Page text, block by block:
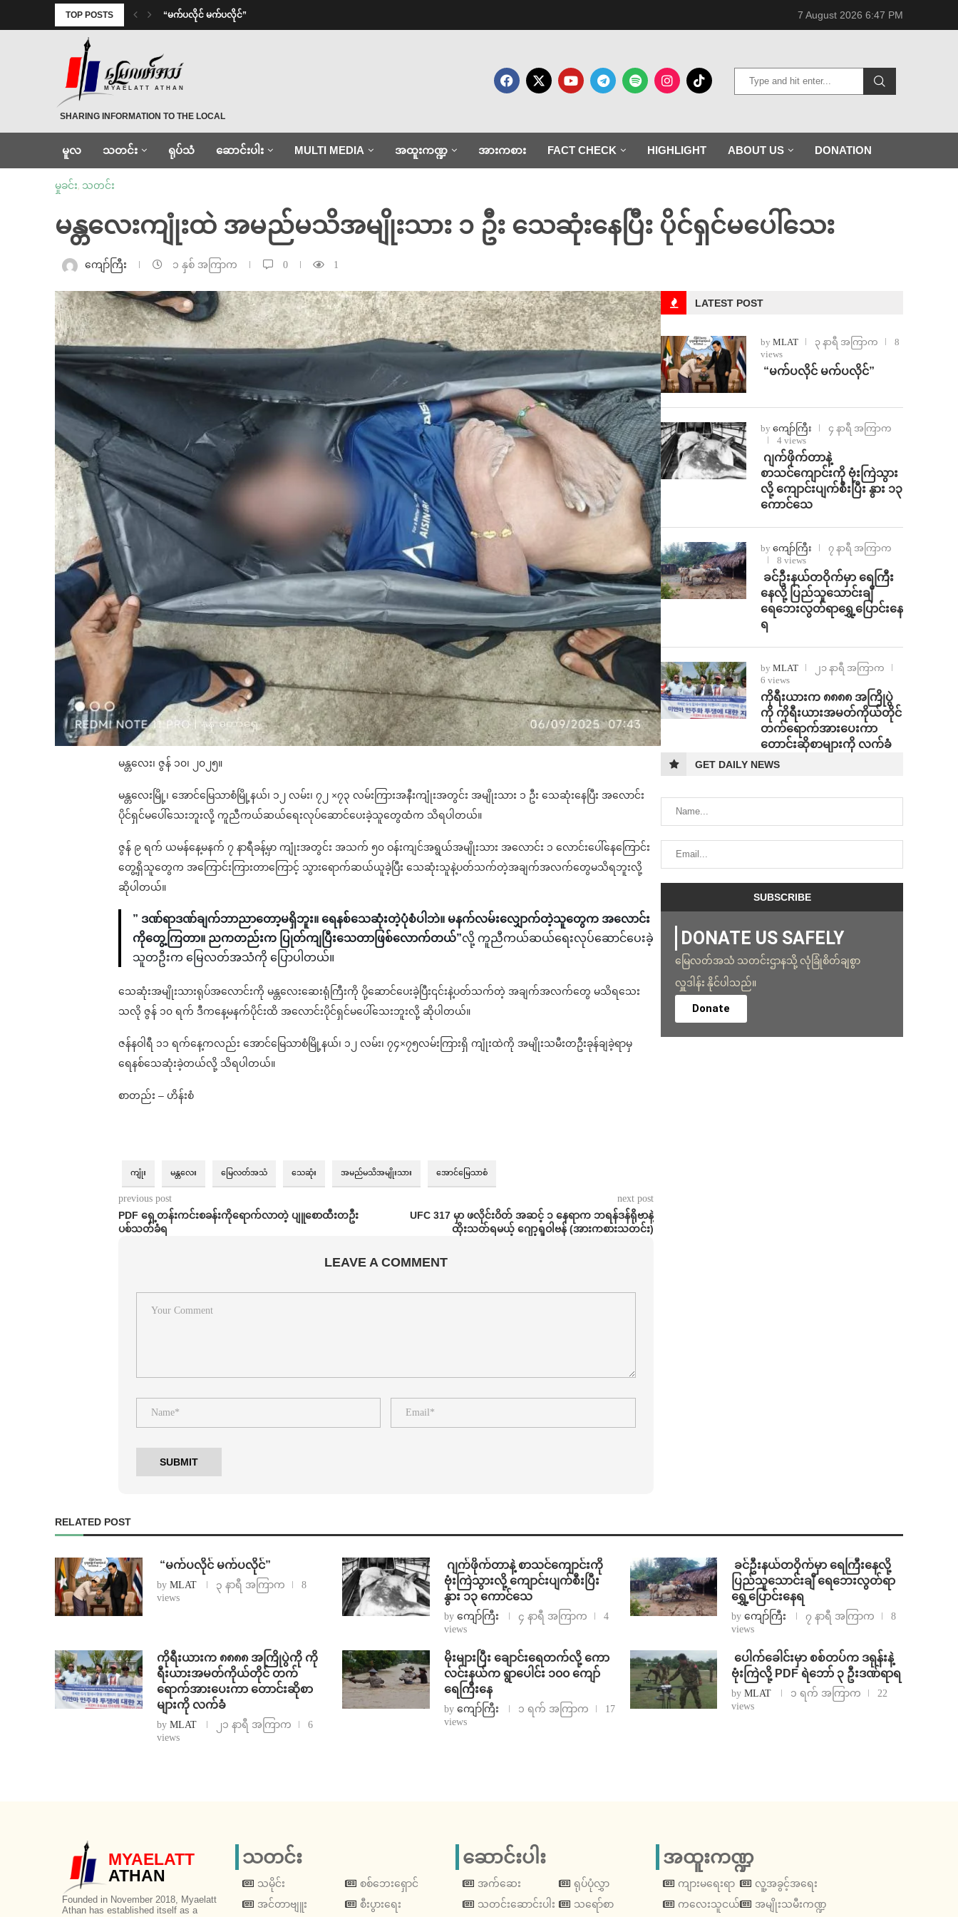
TOP POSTS ⁨ ⁨“မက်ပလိုင် မက်ပလိုင်” 7 August 2026 6:47 PM
MYAELATT ATHAN
SHARING INFORMATION TO THE LOCAL
မူလ သတင်း ရုပ်သံ ဆောင်းပါး MULTI MEDIA အထူးကဏ္ဍ အားကစား FACT CHECK HIGHLIGHT ABOUT US DONATION
မှုခင်း, သတင်း
မန္တလေးကျုံးထဲ အမည်မသိအမျိုးသား ၁ ဦး သေဆုံးနေပြီး ပိုင်ရှင်မပေါ်သေး
ကျော်ကြီး ၁ နှစ် အကြာက 0 1
မန္တလေး၊ ဇွန် ၁၀၊ ၂၀၂၅။
မန္တလေးမြို့၊ အောင်မြေသာစံမြို့နယ်၊ ၁၂ လမ်း၊ ၇၂ ×၇၃ လမ်းကြားအနီးကျုံးအတွင်း အမျိုးသား ၁ ဦး သေဆုံးနေပြီး အလောင်း
ပိုင်ရှင်မပေါ်သေးဘူးလို့ ကူညီကယ်ဆယ်ရေးလုပ်ဆောင်ပေးခဲ့သူတွေထံက သိရပါတယ်။
ဇွန် ၉ ရက် ယမန်နေ့မနက် ၇ နာရီခန့်မှာ ကျုံးအတွင်း အသက် ၅၀ ဝန်းကျင်အရွယ်အမျိုးသား အလောင်း ၁ လောင်းပေါ်နေကြောင်း
တွေ့ရှိသူတွေက အကြောင်းကြားတာကြောင့် သွားရောက်ဆယ်ယူခဲ့ပြီး သေဆုံးသူနဲ့ပတ်သက်တဲ့အချက်အလက်တွေမသိရဘူးလို့
ဆိုပါတယ်။
” ဒဏ်ရာဒဏ်ချက်ဘာညာတော့မရှိဘူး။ ရေနစ်သေဆုံးတဲ့ပုံစံပါဘဲ။ မနက်လမ်းလျှောက်တဲ့သူတွေက အလောင်း
ကိုတွေ့ကြတာ။ ညကတည်းက ပြုတ်ကျပြီးသေတာဖြစ်လောက်တယ်”လို့ ကူညီကယ်ဆယ်ရေးလုပ်ဆောင်ပေးခဲ့
သူတဦးက မြေလတ်အသံကို ပြောပါတယ်။
သေဆုံးအမျိုးသားရုပ်အလောင်းကို မန္တလေးဆေးရုံကြီးကို ပို့ဆောင်ပေးခဲ့ပြီး၎င်းနဲ့ပတ်သက်တဲ့ အချက်အလက်တွေ မသိရသေး
သလို ဇွန် ၁၀ ရက် ဒီကနေ့မနက်ပိုင်းထိ အလောင်းပိုင်ရှင်မပေါ်သေးဘူးလို့ ဆိုပါတယ်။
ဇန်နဝါရီ ၁၁ ရက်နေ့ကလည်း အောင်မြေသာစံမြို့နယ်၊ ၁၂ လမ်း၊ ၇၄×၇၅လမ်းကြားရှိ ကျုံးထဲကို အမျိုးသမီးတဦးခုန်ချခဲ့ရာမှ
ရေနစ်သေဆုံးခဲ့တယ်လို့ သိရပါတယ်။
စာတည်း – ဟိန်းစံ
ကျုံး မန္တလေး မြေလတ်အသံ သေဆုံး အမည်မသိအမျိုးသား အောင်မြေသာစံ
previous post
PDF ရှေ့တန်းကင်းစခန်းကိုရောက်လာတဲ့ ပျူစောထီးတဦး
ပစ်သတ်ခံရ
next post
UFC 317 မှာ ဖလိုင်းဝိတ် အဆင့် ၁ နေရာက ဘရန်ဒန်ရိုဗာနဲ့
ထိုးသတ်ရမယ့် ဂျော့ရှုဝါဗန် (အားကစားသတင်း)
LEAVE A COMMENT
LATEST POST
by MLAT ၃ နာရီ အကြာက
8
views
⁨ ⁨“မက်ပလိုင် မက်ပလိုင်”
by ကျော်ကြီး
၄ နာရီ အကြာက
4 views
⁨⁩ ⁨ဂျက်ဖိုက်တာနဲ့
စာသင်ကျောင်းကို ဗုံးကြဲသွား
လို့ ကျောင်းပျက်စီးပြီး နွား ၁၃
ကောင်သေ
by ကျော်ကြီး
၇ နာရီ အကြာက
8 views
⁩ ⁨ခင်ဦးနယ်တဝိုက်မှာ ရေကြီး
နေလို့ ပြည်သူသောင်းချီ
ရေဘေးလွတ်ရာရွှေ့ပြောင်းနေ
ရ
by MLAT
၂၁ နာရီ အကြာက
6 views
ကိုရီးယားက ၈၈၈၈ အကြိုပွဲ
ကို ကိုရီးယားအမတ်ကိုယ်တိုင်
တက်ရောက်အားပေးကာ
တောင်းဆိုစာများကို လက်ခံ
GET DAILY NEWS
DONATE US SAFELY
မြေလတ်အသံ သတင်းဌာနသို့ လုံခြုံစိတ်ချစွာ
လှူဒါန်း နိုင်ပါသည်။
Donate
RELATED POST
⁨ ⁨“မက်ပလိုင် မက်ပလိုင်”
by MLAT ၃ နာရီ အကြာက
8
views
⁨⁩ ⁨ဂျက်ဖိုက်တာနဲ့ စာသင်ကျောင်းကို
ဗုံးကြဲသွားလို့ ကျောင်းပျက်စီးပြီး
နွား ၁၃ ကောင်သေ
by ကျော်ကြီး ၄ နာရီ အကြာက
4
views
⁩ ⁨ခင်ဦးနယ်တဝိုက်မှာ ရေကြီးနေလို့
ပြည်သူသောင်းချီ ရေဘေးလွတ်ရာ
ရွှေ့ပြောင်းနေရ
byကျော်ကြီး ၇ နာရီ အကြာက
8
views
ကိုရီးယားက ၈၈၈၈ အကြိုပွဲကို ကို
ရီးယားအမတ်ကိုယ်တိုင် တက်
ရောက်အားပေးကာ တောင်းဆိုစာ
များကို လက်ခံ
by MLAT ၂၁ နာရီ အကြာက
6
views
⁨မိုးများပြီး ချောင်းရေတက်လို့ ကော
လင်းနယ်က ရွာပေါင်း ၁၀၀ ကျော်
ရေကြီးနေ
by ကျော်ကြီး ၁ ရက် အကြာက
17
views
⁩ ⁨ပေါက်ခေါင်းမှာ စစ်တပ်က ဒရုန်းနဲ့
ဗုံးကြဲလို့ PDF ရဲဘော် ၃ ဦးဒဏ်ရာရ
byMLAT ၁ ရက် အကြာက
22
views
MYAELATT
ATHAN
Founded in November 2018, Myaelatt
Athan has established itself as a
သတင်း
သမိုင်း
အင်တာဗျူး
စစ်ဘေးရှောင်
စီးပွားရေး
ဆောင်းပါး
အက်ဆေး
သတင်းဆောင်းပါး
ရုပ်ပုံလွှာ
သရော်စာ
အထူးကဏ္ဍ
ကျားမရေးရာ
ကလေးသူငယ်
လူ့အခွင့်အရေး
အမျိုးသမီးကဏ္ဍ